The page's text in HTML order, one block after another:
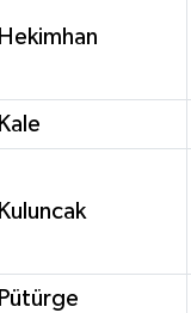
Hekimhan
Kale
Kuluncak
Pütürge